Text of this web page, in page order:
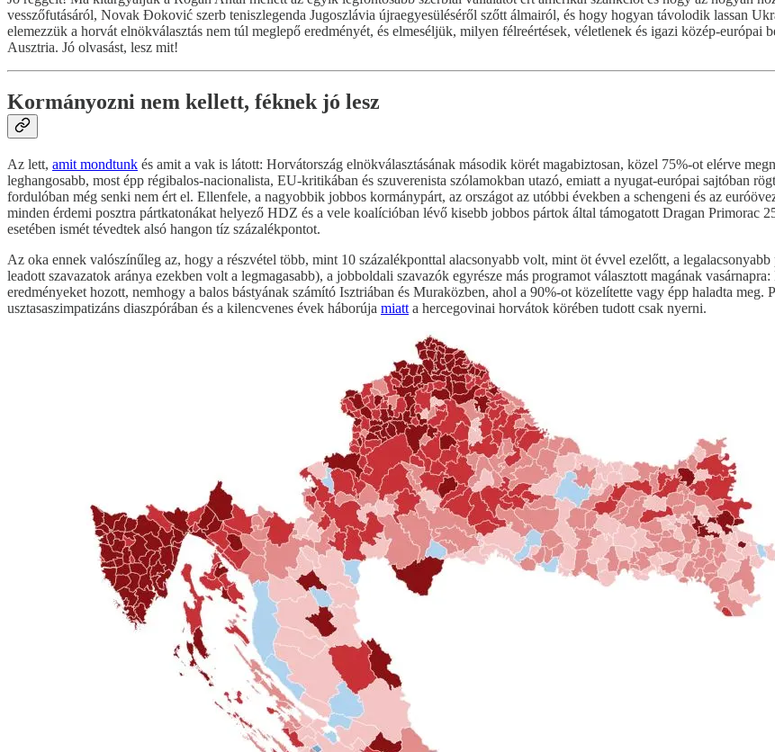
vesszőfutásáról, Novak Đoković szerb teniszlegenda Jugoszlávia újraegyesüléséről szőtt álmairól, és hogy hogyan távolodik lassan
elemezzük a horvát elnökválasztás nem túl meglepő eredményét, és elmeséljük, milyen félreértések, véletlenek és igazi közép-
Ausztria. Jó olvasást, lesz mit!
Kormányozni nem kellett, féknek jó lesz
Az lett, amit mondtunk és amit a vak is látott: Horvátország elnökválasztásának második körét magabiztosan, közel 75%-ot elérve
leghangosabb, most épp régibalos-nacionalista, EU-kritikában és szuverenista szólamokban utazó, emiatt a nyugat-európai sajtóban
fordulóban még senki nem ért el. Ellenfele, a nagyobbik jobbos kormánypárt, az országot az utóbbi években a schengeni és az
minden érdemi posztra pártkatonákat helyező HDZ és a vele koalícióban lévő kisebb jobbos pártok által támogatott Dragan
esetében ismét tévedtek alsó hangon tíz százalékpontot.
Az oka ennek valószínűleg az, hogy a részvétel több, mint 10 százalékponttal alacsonyabb volt, mint öt évvel ezelőtt, a
leadott szavazatok aránya ezekben volt a legmagasabb), a jobboldali szavazók egyrésze más programot választott magának
eredményeket hozott, nemhogy a balos bástyának számító Isztriában és Muraközben, ahol a 90%-ot közelítette vagy épp haladta
usztasaszimpatizáns diaszpórában és a kilencvenes évek háborúja miatt a hercegovinai horvátok körében tudott csak nyerni.